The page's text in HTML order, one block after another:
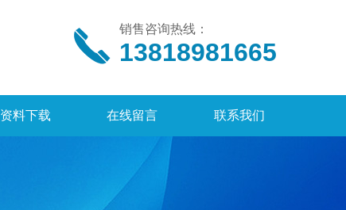
销售咨询热线：
13818981665
资料下载 在线留言 联系我们